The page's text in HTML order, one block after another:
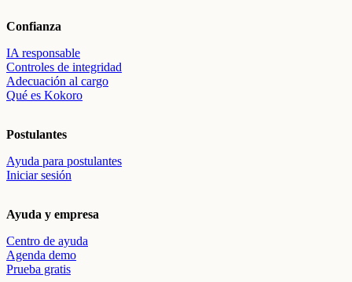
Confianza
IA responsable
Controles de integridad
Adecuación al cargo
Qué es Kokoro
Postulantes
Ayuda para postulantes
Iniciar sesión
Ayuda y empresa
Centro de ayuda
Agenda demo
Prueba gratis